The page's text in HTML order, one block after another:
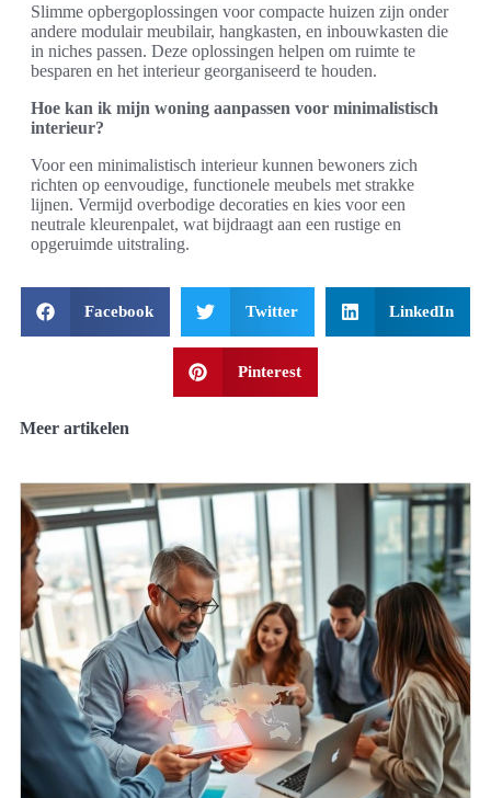
Slimme opbergoplossingen voor compacte huizen zijn onder
andere modulair meubilair, hangkasten, en inbouwkasten die
in niches passen. Deze oplossingen helpen om ruimte te
besparen en het interieur georganiseerd te houden.
Hoe kan ik mijn woning aanpassen voor minimalistisch
interieur?
Voor een minimalistisch interieur kunnen bewoners zich
richten op eenvoudige, functionele meubels met strakke
lijnen. Vermijd overbodige decoraties en kies voor een
neutrale kleurenpalet, wat bijdraagt aan een rustige en
opgeruimde uitstraling.
Facebook Twitter LinkedIn
Pinterest
Meer artikelen